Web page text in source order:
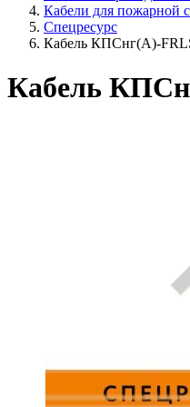
Кабели для пожарной
Спецресурс
Кабель КПСнг(A)-
Кабель